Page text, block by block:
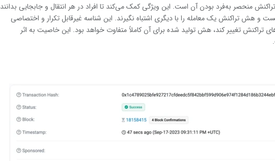
منحصر به‌فرد بودن آن است. این ویژگی کمک می‌کند تا افراد در هر انتقال و جابجایی بدانند
و هش تراکنش یک معامله را با دیگری اشتباه نگیرند. این شناسه غیرقابل تکرار و اختصاصی
تراکنش تغییر کند، هش تولید شده برای آن کاملاً متفاوت خواهد بود. این خاصیت به اثر